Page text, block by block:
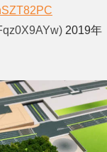
2019年